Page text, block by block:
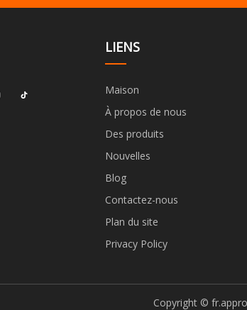
LIENS
Maison
À propos de nous
Des produits
Nouvelles
Blog
Contactez-nous
Plan du site
Privacy Policy
Copyright ©